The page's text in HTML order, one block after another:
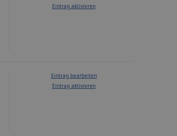
Eintrag aktivieren
Eintrag bearbeiten
Eintrag aktivieren